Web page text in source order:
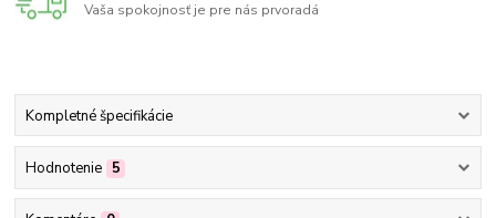
Vaša spokojnosť je pre nás prvoradá
Kompletné špecifikácie
Hodnotenie 5